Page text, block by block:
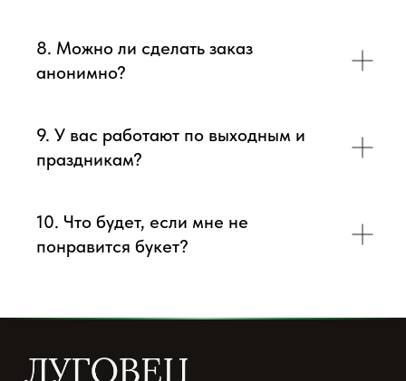
8. Можно ли сделать заказ
анонимно?
9. У вас работают по выходным и
праздникам?
10. Что будет, если мне не
понравится букет?